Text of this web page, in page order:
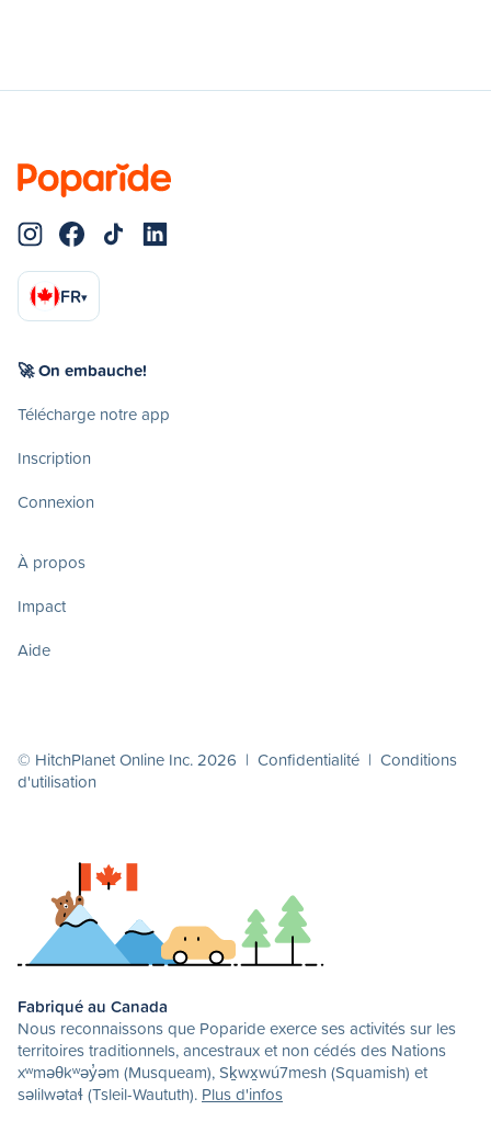
FR▾
🚀 On embauche!
Télécharge notre app
Inscription
Connexion
À propos
Impact
Aide
© HitchPlanet Online Inc. 2026 | Confidentialité | Conditions
d'utilisation
Fabriqué au Canada
Nous reconnaissons que Poparide exerce ses activités sur les
territoires traditionnels, ancestraux et non cédés des Nations
xʷməθkʷəy̓əm (Musqueam), Sḵwx̱wú7mesh (Squamish) et
səlilwətaɬ (Tsleil-Waututh). Plus d'infos